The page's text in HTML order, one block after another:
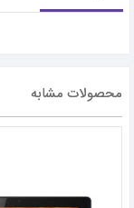
محصولات مشابه